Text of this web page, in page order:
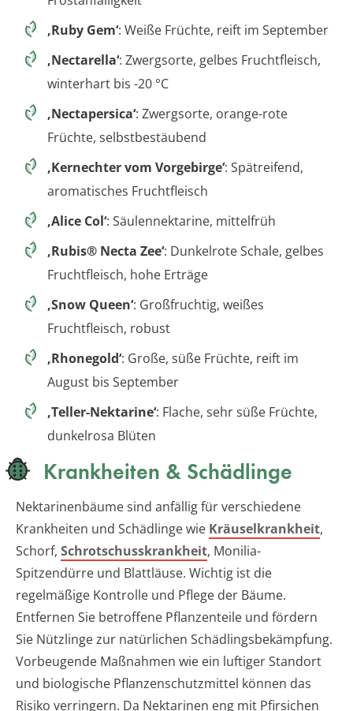
‚Ruby Gem‘: Weiße Früchte, reift im September
‚Nectarella‘: Zwergsorte, gelbes Fruchtfleisch,
winterhart bis -20 °C
‚Nectapersica‘: Zwergsorte, orange-rote
Früchte, selbstbestäubend
‚Kernechter vom Vorgebirge‘: Spätreifend,
aromatisches Fruchtfleisch
‚Alice Col‘: Säulennektarine, mittelfrüh
‚Rubis® Necta Zee‘: Dunkelrote Schale, gelbes
Fruchtfleisch, hohe Erträge
‚Snow Queen‘: Großfruchtig, weißes
Fruchtfleisch, robust
‚Rhonegold‘: Große, süße Früchte, reift im
August bis September
‚Teller-Nektarine‘: Flache, sehr süße Früchte,
dunkelrosa Blüten
Krankheiten & Schädlinge
Nektarinenbäume sind anfällig für verschiedene
Krankheiten und Schädlinge wie Kräuselkrankheit,
Schorf, Schrotschusskrankheit, Monilia-
Spitzendürre und Blattläuse. Wichtig ist die
regelmäßige Kontrolle und Pflege der Bäume.
Entfernen Sie betroffene Pflanzenteile und fördern
Sie Nützlinge zur natürlichen Schädlingsbekämpfung.
Vorbeugende Maßnahmen wie ein luftiger Standort
und biologische Pflanzenschutzmittel können das
Risiko verringern. Da Nektarinen eng mit Pfirsichen